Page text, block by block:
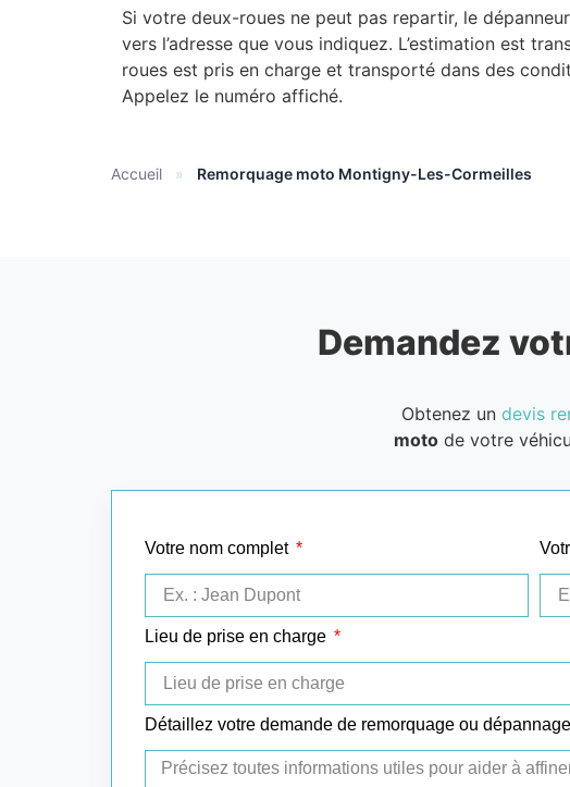
Si votre deux-roues ne peut pas repartir, le
vers l’adresse que vous indiquez. L’estimation est
roues est pris en charge et transporté dans des
Appelez le numéro affiché.
Accueil » Remorquage moto Montigny-Les-Cormeilles
Demandez
Obtenez un devis
moto de votre
Votre nom complet
Lieu de prise en charge
Détaillez votre demande de remorquage ou